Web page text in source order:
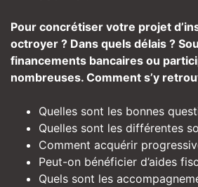
Pour concrétiser votre projet
octroyer ? Dans quels délais ?
financements bancaires ou
nombreuses. Comment s’y
Quelles sont les bonnes
Quelles sont les différentes
Comment acquérir
Peut-on bénéficier d’aides
Quels sont les